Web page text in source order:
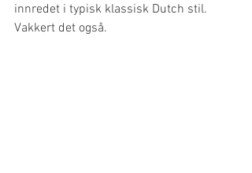
innredet i typisk klassisk Dutch stil.
Vakkert det også.